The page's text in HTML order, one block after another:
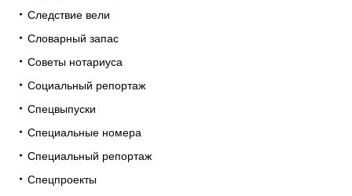
Следствие вели
Словарный запас
Советы нотариуса
Социальный репортаж
Спецвыпуски
Специальные номера
Специальный репортаж
Спецпроекты